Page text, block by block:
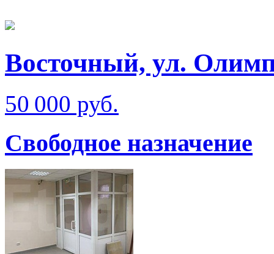
Восточный, ул.
50 000 руб.
Свободное назначение